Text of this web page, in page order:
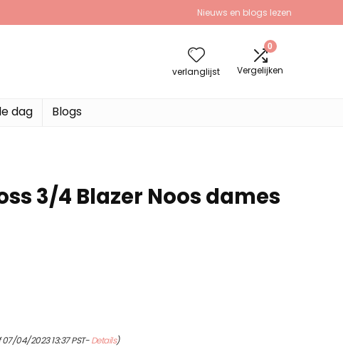
Nieuws en blogs lezen
verlanglijst
0
Vergelijken
dag Blogs
3/4 Blazer Noos dames
04/2023 13:37 PST-Details)